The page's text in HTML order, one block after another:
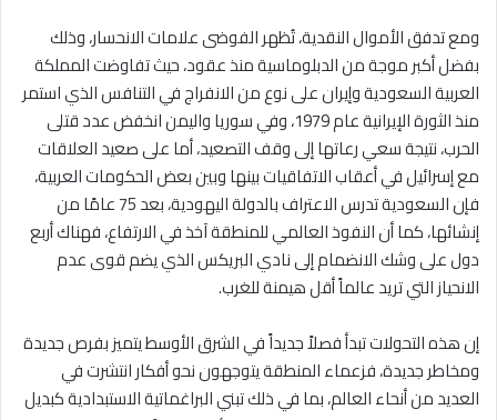
ومع تدفق الأموال النقدية، تُظهر الفوضى علامات الانحسار، وذلك
بفضل أكبر موجة من الدبلوماسية منذ عقود، حيث تفاوضت المملكة
العربية السعودية وإيران على نوع من الانفراج في التنافس الذي استمر
منذ الثورة الإيرانية عام 1979، وفي سوريا واليمن انخفض عدد قتلى
الحرب، نتيجة سعي رعاتها إلى وقف التصعيد، أما على صعيد العلاقات
مع إسرائيل في أعقاب الاتفاقيات بينها وبين بعض الحكومات العربية،
فإن السعودية تدرس الاعتراف بالدولة اليهودية، بعد 75 عامًا من
إنشائها، كما أن النفوذ العالمي للمنطقة آخذ في الارتفاع، فهناك أربع
دول على وشك الانضمام إلى نادي البريكس الذي يضم قوى عدم
الانحياز التي تريد عالماً أقل هيمنة للغرب.
إن هذه التحولات تبدأ فصلاً جديداً في الشرق الأوسط يتميز بفرص جديدة
ومخاطر جديدة، فزعماء المنطقة يتوجهون نحو أفكار انتشرت في
العديد من أنحاء العالم، بما في ذلك تبني البراغماتية الاستبدادية كبديل